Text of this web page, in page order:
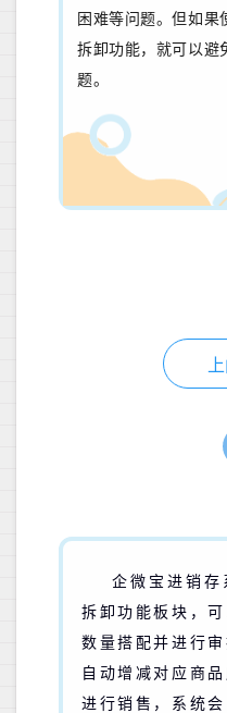
困难等问题。但如果
拆卸功能，就可以避
题。
企微宝进销存
拆卸功能板块，
数量搭配并进行
自动增减对应商
进行销售，系统